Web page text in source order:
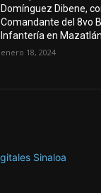
Domínguez Dibene,
Comandante del 8vo
Infantería en Mazatlán
enero 18, 2024